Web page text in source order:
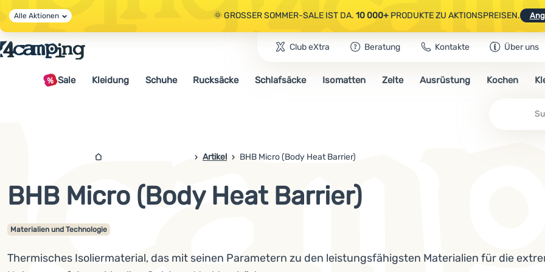
🌞 GROSSER SOMMER-SALE IST DA. 10 000+PRODUKTE ZU AKTIONSPREISEN.
🤫 - 10 % AUF AUSGEWÄHLTE CAMPING- & WANDERAUSRÜSTUNG.CODEOUT10
🌞 GROSSER SOMMER-SALE IST DA.10 000+PRODUKTE ZU AKTIONSPREISEN.
Alle Aktionen
Club eXtra Beratung Kontakte Über uns
Sale Kleidung Schuhe Rucksäcke Schlafsäcke Isomatten Zelte Ausrüstung Kochen
4camping.at
Artikel BHB Micro (Body Heat Barrier)
BHB Micro (Body Heat Barrier)
Materialien und Technologie
Thermisches Isoliermaterial, das mit seinen Parametern zu den leistungsfähigsten Materialien für die